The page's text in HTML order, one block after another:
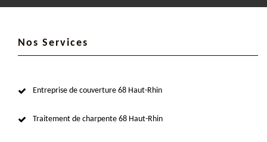
Nos Services
Entreprise de couverture 68 Haut-Rhin
Traitement de charpente 68 Haut-Rhin